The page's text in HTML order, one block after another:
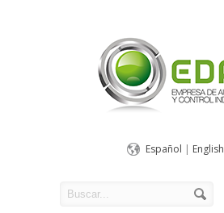
Español | English